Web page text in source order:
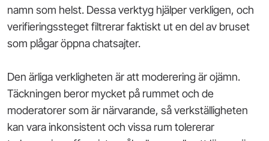
namn som helst. Dessa verktyg hjälper verkligen, och
verifieringssteget filtrerar faktiskt ut en del av bruset
som plågar öppna chatsajter.
Den ärliga verkligheten är att moderering är ojämn.
Täckningen beror mycket på rummet och de
moderatorer som är närvarande, så verkställigheten
kan vara inkonsistent och vissa rum tolererar